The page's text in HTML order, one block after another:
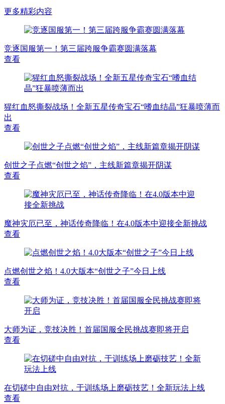
更多精彩内容
竞逐国服第一！第三届跨服争霸赛圆满落幕
查看
猩红血怒撕裂战场！全新五星传奇宝石“嗜血结晶”狂暴喷薄而
出
查看
创世之子点燃“创世之焰”，主线新篇章揭开阴谋
查看
魔神灾厄已至，神话传奇降临！在4.0版本中迎接全新挑战
查看
点燃创世之焰！4.0大版本“创世之子”今日上线
查看
大师为证，竞技决胜！首届国服全民挑战赛即将开启
查看
在切磋中自由对抗，于训练场上磨砺技艺！全新玩法上线
查看